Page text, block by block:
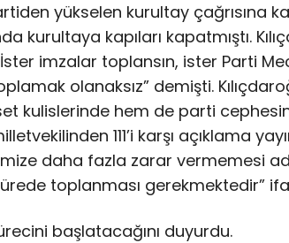
yükselen kurultay çağrısına
kurultaya kapıları kapatmıştı.
imzalar toplansın, ister Parti
olanaksız” demişti.
kulislerinde hem de parti
111’i karşı açıklama
daha fazla zarar vermemesi
toplanması gerekmektedir”
başlatacağını duyurdu.